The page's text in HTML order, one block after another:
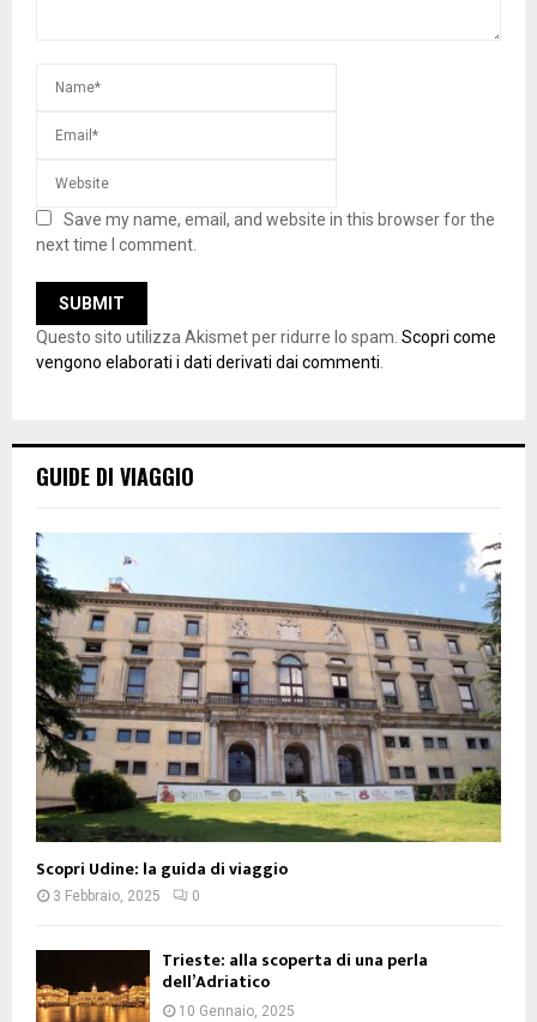
Save my name, email, and website in this browser for the
next time I comment.
Questo sito utilizza Akismet per ridurre lo spam. Scopri come
vengono elaborati i dati derivati dai commenti
GUIDE DI VIAGGIO
Scopri Udine: la guida di viaggio
3 Febbraio, 2025 0
Trieste: alla scoperta di una perla
dell’Adriatico
10 Gennaio, 2025